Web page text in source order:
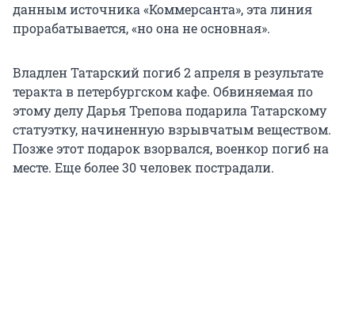
данным источника «Коммерсанта», эта линия
прорабатывается, «но она не основная».
Владлен Татарский погиб 2 апреля в результате
теракта в петербургском кафе. Обвиняемая по
этому делу Дарья Трепова подарила Татарскому
статуэтку, начиненную взрывчатым веществом.
Позже этот подарок взорвался, военкор погиб на
месте. Еще более 30 человек пострадали.